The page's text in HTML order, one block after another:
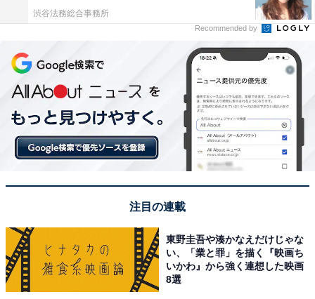
「原鶴温泉 ほどあいの宿 六峰舘」は「W美肌の
湯」を心ゆくまで堪能できる宿
渋谷法務総合事務所
Recommended by
注目の連載
東野圭吾や湊かなえだけじゃな
い、「業と罪」を描く『映画ち
いかわ』から強く連想した映画
8選